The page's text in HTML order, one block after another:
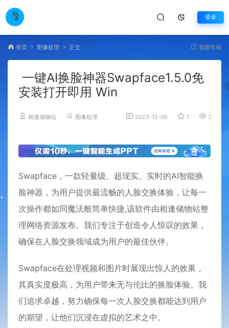
登录
首页 图像处理 正文 我要投稿
一键AI换脸神器Swapface1.5.0免
安装打开即用 Win
相逢储物站 图像处理 2023-12-06 1 3,177
Swapface，一款轻量级、超现实、实时的AI智能换
脸神器，为用户提供最流畅的人脸交换体验，让每一
次操作都如同魔法般简单快捷,该软件由相逢储物站整
理网络资源发布。我们专注于创造令人惊叹的效果，
确保在人脸交换领域成为用户的最佳伙伴。
Swapface在处理视频和图片时展现出惊人的效果，
其真实度极高，为用户带来无与伦比的换脸体验。我
们追求卓越，努力确保每一次人脸交换都能达到用户
的期望，让他们沉浸在虚拟的艺术之中。